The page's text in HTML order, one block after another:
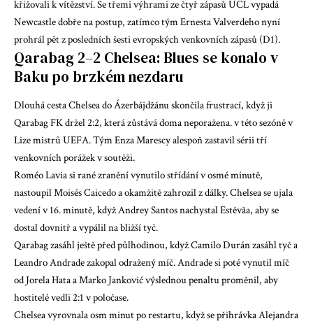
křižovali k vítězství. Se třemi výhrami ze čtyř zápasů UCL vypadá
Newcastle dobře na postup, zatímco tým Ernesta Valverdeho nyní
prohrál pět z posledních šesti evropských venkovních zápasů (D1).
Qarabag 2–2 Chelsea: Blues se konalo v
Baku po brzkém nezdaru
Dlouhá cesta Chelsea do Ázerbájdžánu skončila frustrací, když ji
Qarabag FK držel 2:2, která zůstává doma neporažena.v této sezóně v
Lize mistrů UEFA. Tým Enza Marescy alespoň zastavil sérii tří
venkovních porážek v soutěži.
Roméo Lavia si rané zranění vynutilo střídání v osmé minutě,
nastoupil Moisés Caicedo a okamžitě zahrozil z dálky. Chelsea se ujala
vedení v 16. minutě, když Andrey Santos nachystal Estêvãa, aby se
dostal dovnitř a vypálil na bližší tyč.
Qarabag zasáhl ještě před půlhodinou, když Camilo Durán zasáhl tyč a
Leandro Andrade zakopal odražený míč. Andrade si poté vynutil míč
od Jorela Hata a Marko Janković výslednou penaltu proměnil, aby
hostitelé vedli 2:1 v poločase.
Chelsea vyrovnala osm minut po restartu, když se přihrávka Alejandra